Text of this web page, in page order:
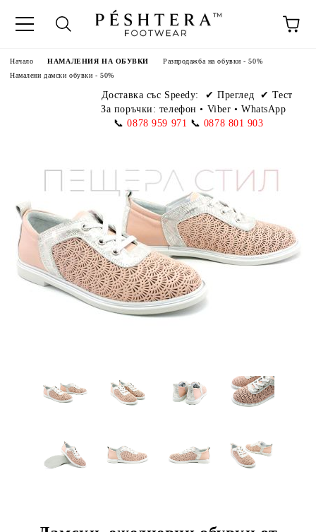
Начало НАМАЛЕНИЯ НА ОБУВКИ
Разпродажба на обувки - 50%
Намалени дамски обувки - 50%
Доставка със Speedy:
✔ Преглед ✔ Тест
За поръчки: телефон• Viber • WhatsApp
📞 0878 959 971 📞 0878 801 903